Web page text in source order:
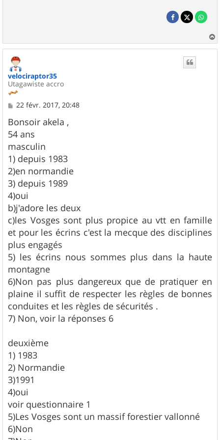
a
velociraptor35
Utagawiste accro
M
s
s
a
g
e
22 févr. 2017, 20:48
Bonsoir akela ,
54 ans
masculin
1) depuis 1983
2)en normandie
3) depuis 1989
4)oui
b)j'adore les deux
c)les Vosges sont plus propice au vtt en famille
et pour les écrins c'est la mecque des disciplines
plus engagés
5) les écrins nous sommes plus dans la haute
montagne
6)Non pas plus dangereux que de pratiquer en
plaine il suffit de respecter les règles de bonnes
conduites et les règles de sécurités .
7) Non, voir la réponses 6
deuxième
1) 1983
2) Normandie
3)1991
4)oui
voir questionnaire 1
5)Les Vosges sont un massif forestier vallonné
6)Non